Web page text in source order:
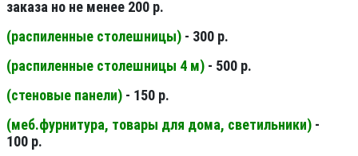
заказа но не менее 200 р.
(распиленные столешницы) - 300 р.
(распиленные столешницы 4 м) - 500 р.
(стеновые панели) - 150 р.
(меб.фурнитура, товары для дома, светильники) -
100 р.